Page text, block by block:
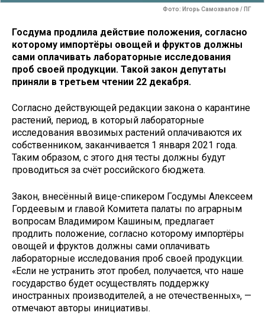
Фото: Игорь Самохвалов / ПГ
Госдума продлила действие положения, согласно
которому импортёры овощей и фруктов должны
сами оплачивать лабораторные исследования
проб своей продукции. Такой закон депутаты
приняли в третьем чтении 22 декабря.
Согласно действующей редакции закона о карантине
растений, период, в который лабораторные
исследования ввозимых растений оплачиваются их
собственником, заканчивается 1 января 2021 года.
Таким образом, с этого дня тесты должны будут
проводиться за счёт российского бюджета.
Закон, внесённый вице-спикером Госдумы Алексеем
Гордеевым и главой Комитета палаты по аграрным
вопросам Владимиром Кашиным, предлагает
продлить положение, согласно которому импортёры
овощей и фруктов должны сами оплачивать
лабораторные исследования проб своей продукции.
«Если не устранить этот пробел, получается, что наше
государство будет осуществлять поддержку
иностранных производителей, а не отечественных», —
отмечают авторы инициативы.